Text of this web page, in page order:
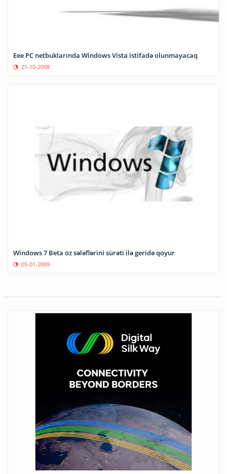
Eee PC netbuklarında Windows Vista istifadə olunmayacaq
21-10-2008
Windows 7 Beta öz sələflərini sürəti ilə geridə qoyur
05-01-2009